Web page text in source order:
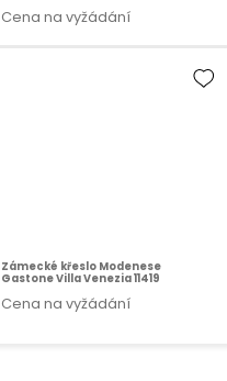
Cena na vyžádání
Zámecké křeslo Modenese
Gastone Villa Venezia 11419
Cena na vyžádání